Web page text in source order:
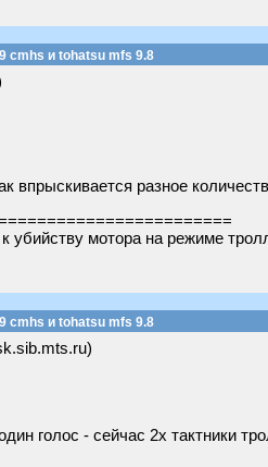
cmhs и tohatsu mfs 9.8
впрыскивается разное
убийству мотора на режиме
cmhs и tohatsu mfs 9.8
голос - сейчас 2х тактники